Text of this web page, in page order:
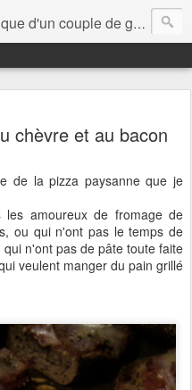
d'un couple de gourmands
chèvre et au bacon
de la pizza paysanne que je
amoureux de fromage de
ou qui n'ont pas le temps de
n'ont pas de pâte toute faite
veulent manger du pain grillé